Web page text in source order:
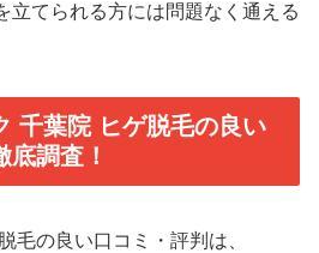
立てられる方には問題なく通える
千葉院 ヒゲ脱毛の良い
底調査！
毛の良い口コミ・評判は、